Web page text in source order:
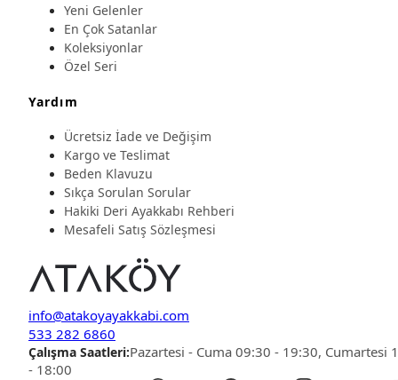
Yeni Gelenler
En Çok Satanlar
Koleksiyonlar
Özel Seri
Yardım
Ücretsiz İade ve Değişim
Kargo ve Teslimat
Beden Klavuzu
Sıkça Sorulan Sorular
Hakiki Deri Ayakkabı Rehberi
Mesafeli Satış Sözleşmesi
info@atakoyayakkabi.com
533 282 6860
Çalışma Saatleri:Pazartesi - Cuma 09:30 - 19:30, Cumartesi
- 18:00